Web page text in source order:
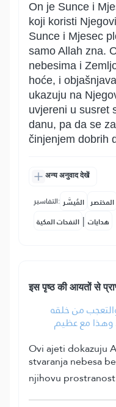
On je Sunce i
koji koristi
Sunce i Mjesec
samo Allah zna.
nebesima i
hoće, i
ukazuju na
uvjereni u susret
danu, pa da se
činjenjem dobrih
अन्य अनुवाद देखें
التفاسير: المُيسَّر المختصر
النفحات المكية | هدايات
इस पृष्ठ की आयतों से
من خلقه
وهذا مع عظيم
Ovi ajeti dokazuju
stvaranja nebesa
njihovu